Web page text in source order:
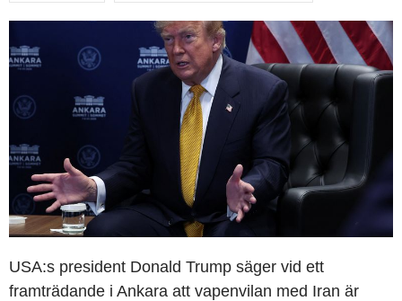
USA:s president Donald Trump säger vid ett
framträdande i Ankara att vapenvilan med Iran är